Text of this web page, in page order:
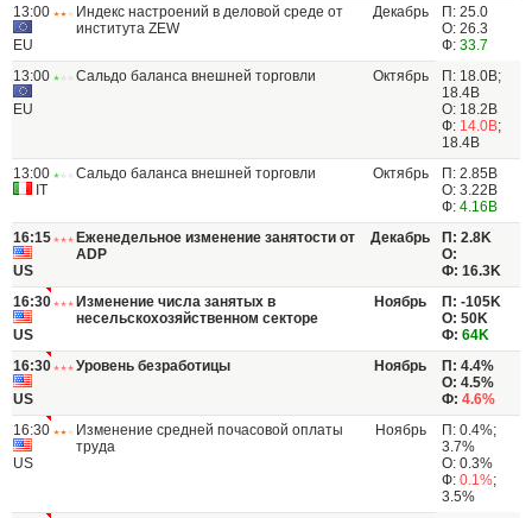
13:00
EU
Индекс настроений в деловой среде от
института ZEW
Декабрь
П: 25.0
О: 26.3
Ф: 33.7
13:00
EU
Сальдо баланса внешней торговли Октябрь
П: 18.0B;
18.4B
О: 18.2B
Ф: 14.0B;
18.4B
13:00
IT
Сальдо баланса внешней торговли Октябрь
П: 2.85B
О: 3.22B
Ф: 4.16B
16:15
US
Еженедельное изменение занятости от
ADP
Декабрь
П: 2.8K
О:
Ф: 16.3K
16:30
US
Изменение числа занятых в
несельскохозяйственном секторе
Ноябрь
П: -105K
О: 50K
Ф: 64K
16:30
US
Уровень безработицы Ноябрь
П: 4.4%
О: 4.5%
Ф: 4.6%
16:30
US
Изменение средней почасовой оплаты
труда
Ноябрь
П: 0.4%;
3.7%
О: 0.3%
Ф: 0.1%;
3.5%